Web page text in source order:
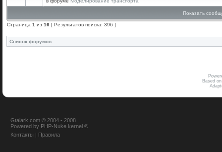
Показать
Страница 1 из 16 [ Результатов поиска: 396 ]
Список форумов
Based
Gtalark.com © 2004 - 2008
Powered by PHP-Nuke kernel ©
Контакты | Правила